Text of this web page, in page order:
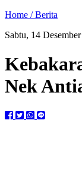
Home /Berita
Sabtu, 14
Nek